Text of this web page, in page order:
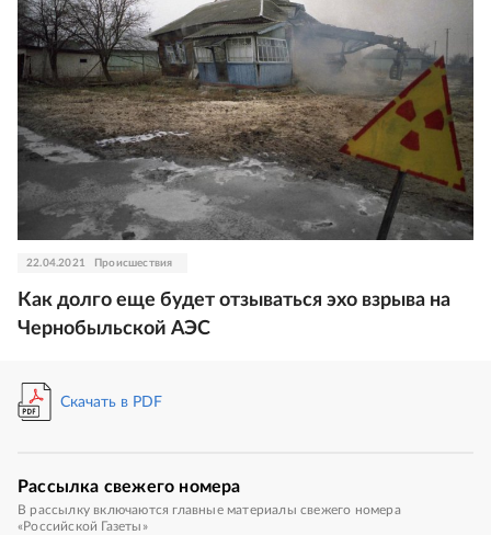
22.04.2021 Происшествия
Как долго еще будет отзываться эхо взрыва на
Чернобыльской АЭС
Скачать в PDF
Рассылка свежего номера
В рассылку включаются главные материалы свежего номера
«Российской Газеты»